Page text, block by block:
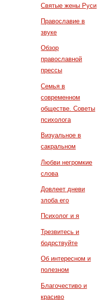
Святые жены Руси
Православие в
звуке
Обзор
православной
прессы
Семья в
современном
обществе. Советы
психолога
Визуальное в
сакральном
Любви негромкие
слова
Довлеет дневи
злоба его
Психолог и я
Трезвитесь и
бодрствуйте
Об интересном и
полезном
Благочестиво и
красиво